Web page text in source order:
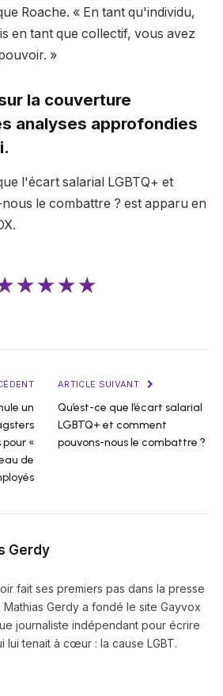
Roache. « En tant qu'individu,
en tant que collectif, vous avez
»
la couverture
analyses approfondies
l'écart salarial LGBTQ+ et
le combattre ? est apparu en
un
pour «
de
ARTICLE SUIVANT
Qu’est-ce que l’écart salarial
LGBTQ+ et comment
pouvons-nous le combattre ?
Gerdy
fait ses premiers pas dans la presse
Mathias Gerdy a fondé le site Gayvox
journaliste indépendant pour écrire
lui tenait à cœur : la cause LGBT.